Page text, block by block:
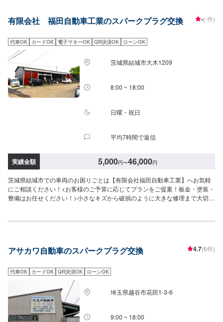
作業開始【4】仕上がり次第納車-----納期について-----納期は通常1日～2日程
ます。予めご了承ください。-----代車について-----無料の代車をご用意してい
ます。お車の作業中は代車をご利用ください。※代車の燃料代はお客様にご負
担いただいております。※内容などにより貸し出し出来かねる場合もございま
す。-----ご来店時の注意、受付方法-----入庫の際はお気をつけてお越しくださ
い。駐車スペースは事務所前のお客様駐車スペースに駐車してください。受
付はスタッフへ「メンテモで予約しました」とお伝えください。ご案内いた
します。
有限会社 福田自動車工業のスパークプラグ交換 -(-件)
代車OK カードOK 電子マネーOK QR決済OK ローンOK
茨城県結城市大木1209
8:00 ~ 18:00
日曜・祝日
平均7時間で返信
実績金額 5,000円〜46,000円
茨城県結城市での車両のお困りごとは【有限会社福田自動車工業】へお気軽
にご相談ください！<お客様のご予算に応じてプランをご提案！板金・塗装・
整備はお任せください！>小さなキズから破損のように大きな修理まで大切な
きし、最適な施工方法をご提案しますので、お気軽にお問い合わせ下さい。
～2日程度で納車となります。(要相談)納期は前後する場合がございます。予
業中は代車をご利用ください。※代車の燃料代はお客様にご負担いただいてお
ります。-----ご来店時の注意、受付方法-----入庫の際はお気をつけてお越しく
ださい。駐車スペースは事務所前の空いているスペースに駐車してくださ
い。受付はスタッフへ「メンテモで予約しました」とお伝えください。ご案
内いたします。【定休日・営業時間】定休日：日曜、祝日営業時間：
8:00~18:00
アサカワ自動車のスパークプラグ交換 4.7(6件)
代車OK カードOK QR決済OK ローンOK
埼玉県越谷市花田1-3-6
9:00 ~ 18:00